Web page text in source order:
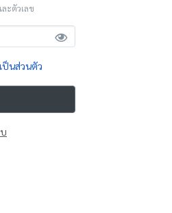
ะตัวเลข
ป็นส่วนตัว